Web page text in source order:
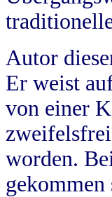
Autor
Er weist
von einer
worden.